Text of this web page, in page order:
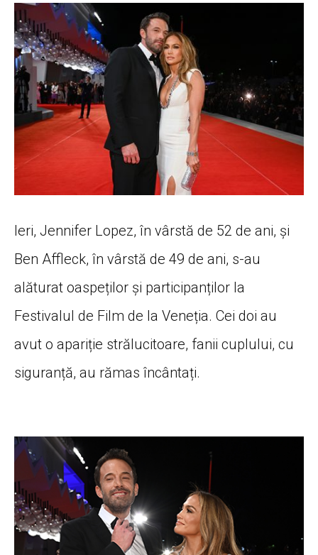
Ieri, Jennifer Lopez, în vârstă de 52 de ani, și
Ben Affleck, în vârstă de 49 de ani, s-au
alăturat oaspeților și participanților la
Festivalul de Film de la Veneția. Cei doi au
avut o apariție strălucitoare, fanii cuplului, cu
siguranță, au rămas încântați.